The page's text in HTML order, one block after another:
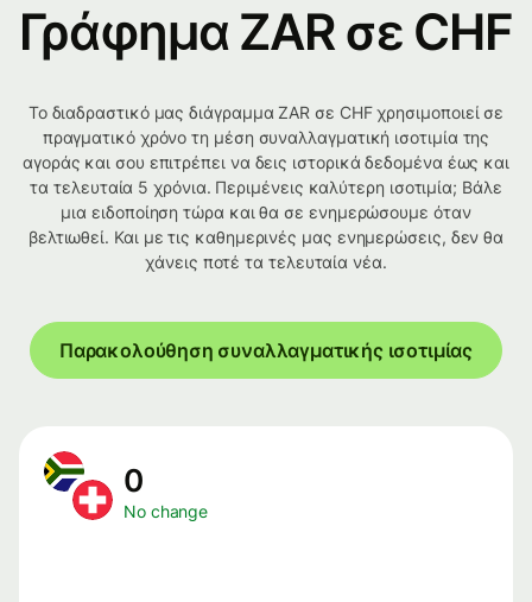
Γράφημα ZAR σε CHF
Το διαδραστικό μας διάγραμμα ZAR σε CHF χρησιμοποιεί σε
πραγματικό χρόνο τη μέση συναλλαγματική ισοτιμία της
αγοράς και σου επιτρέπει να δεις ιστορικά δεδομένα έως και
τα τελευταία 5 χρόνια. Περιμένεις καλύτερη ισοτιμία; Βάλε
μια ειδοποίηση τώρα και θα σε ενημερώσουμε όταν
βελτιωθεί. Και με τις καθημερινές μας ενημερώσεις, δεν θα
χάνεις ποτέ τα τελευταία νέα.
Παρακολούθηση συναλλαγματικής ισοτιμίας
0
No change